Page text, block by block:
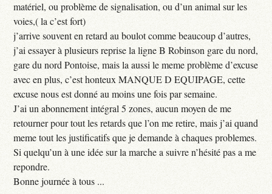
matériel, ou problème de signalisation, ou d’un animal sur les
voies,( la c’est fort)
j’arrive souvent en retard au boulot comme beaucoup d’autres,
j’ai essayer à plusieurs reprise la ligne B Robinson gare du nord,
gare du nord Pontoise, mais la aussi le meme problème d’excuse
avec en plus, c’est honteux MANQUE D EQUIPAGE, cette
excuse nous est donné au moins une fois par semaine.
J’ai un abonnement intégral 5 zones, aucun moyen de me
retourner pour tout les retards que l’on me retire, mais j’ai quand
meme tout les justificatifs que je demande à chaques problemes.
Si quelqu’un à une idée sur la marche a suivre n’hésité pas a me
repondre.
Bonne journée à tous ...